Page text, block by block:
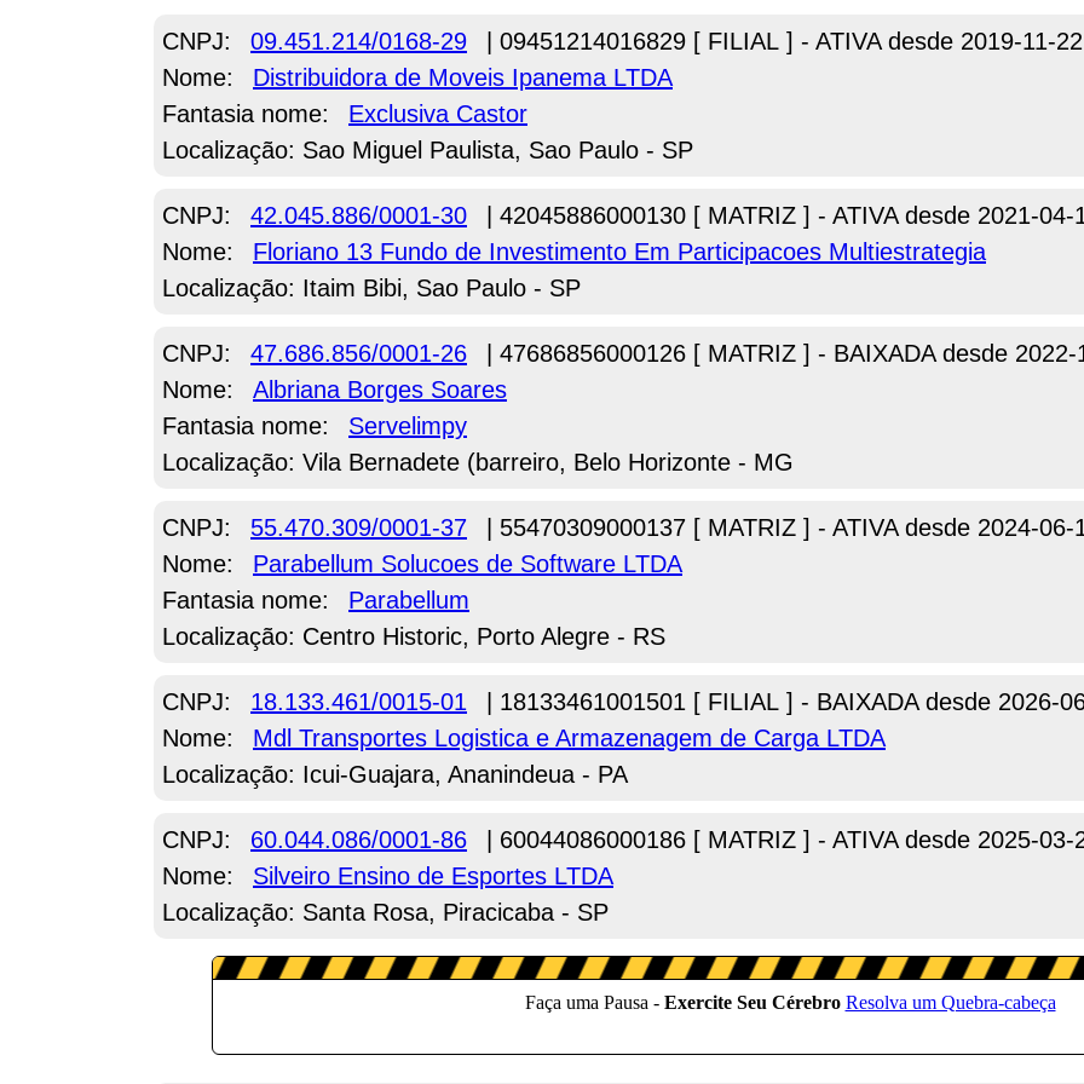
CNPJ: 09.451.214/0168-29
| 09451214016829 [ FILIAL ] - ATIVA desde 2019-11-22
Nome:
Distribuidora de Moveis Ipanema LTDA
Fantasia nome:
Exclusiva Castor
Localização: Sao Miguel Paulista, Sao Paulo - SP
CNPJ: 42.045.886/0001-30
| 42045886000130 [ MATRIZ ] - ATIVA desde 2021-04-
Nome:
Floriano 13 Fundo de Investimento Em Participacoes Multiestrategia
Localização: Itaim Bibi, Sao Paulo - SP
CNPJ: 47.686.856/0001-26
| 47686856000126 [ MATRIZ ] - BAIXADA desde 2022-
Nome:
Albriana Borges Soares
Fantasia nome:
Servelimpy
Localização: Vila Bernadete (barreiro, Belo Horizonte - MG
CNPJ: 55.470.309/0001-37
| 55470309000137 [ MATRIZ ] - ATIVA desde 2024-06-
Nome:
Parabellum Solucoes de Software LTDA
Fantasia nome:
Parabellum
Localização: Centro Historic, Porto Alegre - RS
CNPJ: 18.133.461/0015-01
| 18133461001501 [ FILIAL ] - BAIXADA desde 2026-
Nome:
Mdl Transportes Logistica e Armazenagem de Carga LTDA
Localização: Icui-Guajara, Ananindeua - PA
CNPJ: 60.044.086/0001-86
| 60044086000186 [ MATRIZ ] - ATIVA desde 2025-03-
Nome:
Silveiro Ensino de Esportes LTDA
Localização: Santa Rosa, Piracicaba - SP